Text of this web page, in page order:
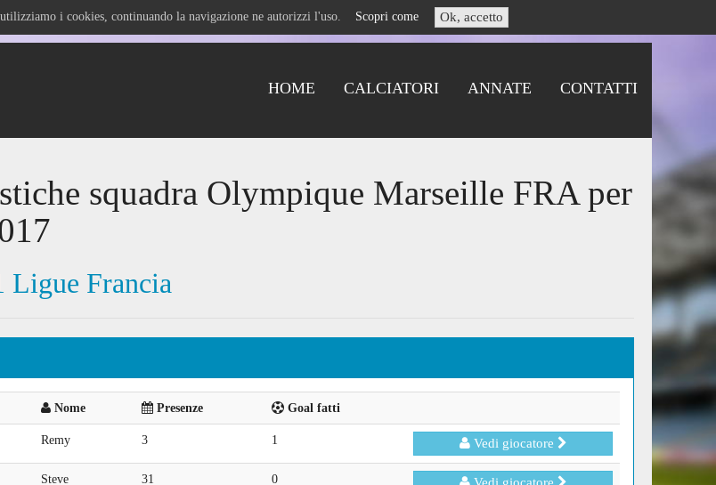
i cookies, continuando la navigazione ne autorizzi l'uso. Scopri come Ok, accetto
HOME CALCIATORI ANNATE CONTATTI
squadra Olympique Marseille FRA per
Ligue Francia
Nome Presenze Goal fatti
Remy 3 1 Vedi giocatore
Steve 31 0